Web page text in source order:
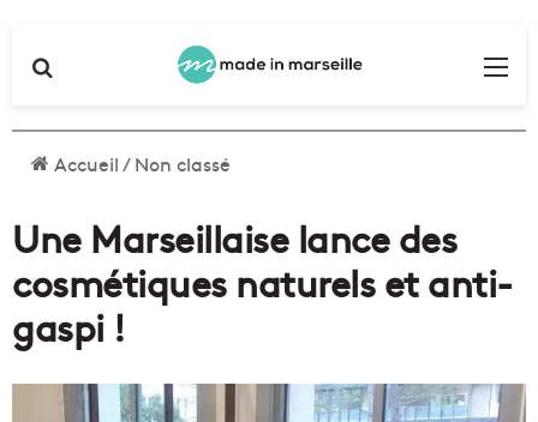
Accueil/Non classé
Une Marseillaise lance des
cosmétiques naturels et anti-
gaspi !